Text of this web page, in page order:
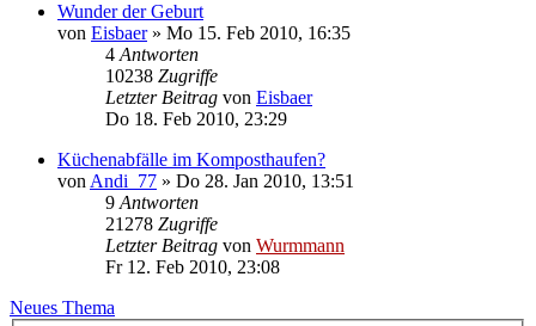
Wunder der Geburt
von Eisbaer» Mo 15. Feb 2010, 16:35
4 Antworten
10238 Zugriffe
Letzter Beitrag von Eisbaer
Do 18. Feb 2010, 23:29
Küchenabfälle im Komposthaufen?
von Andi_77 » Do 28. Jan 2010, 13:51
9 Antworten
21278 Zugriffe
Letzter Beitrag von Wurmmann
Fr 12. Feb 2010, 23:08
Neues Thema